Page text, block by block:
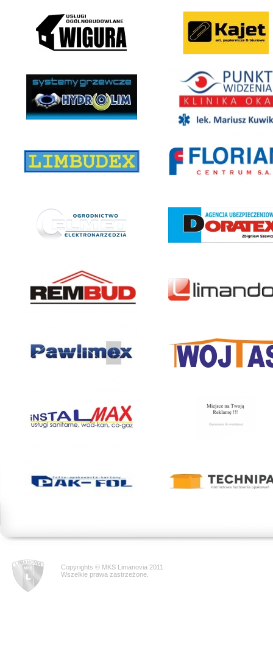
Copyrights © MKS Limanovia 2011
Wszelkie prawa zastrzeżone.